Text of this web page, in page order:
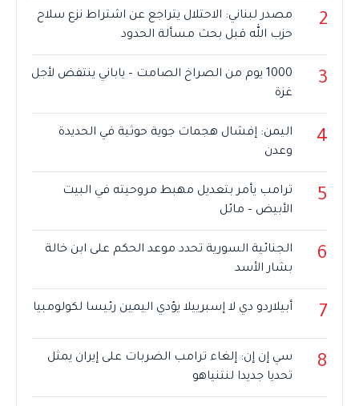
2
مصدر لبناني: الاحتلال يتراجع عن اشتراط نزع سلاح
حزب الله قبل بحث مسألة الحدود
3
1000 يوم من الصراخ الصامت – ياباني ينتفض لأجل
غزة
4
اليمن: إفشال هجمات جوية حوثية في الحديدة
وعدن
5
ترامب يأمر بتعديل مهبط مروحيته في البيت
الأبيض – مائل
6
الجنائية السورية تحدد موعد الحكم على ابن خالة
بشار الأسد
7 أبيلاردو دي لا إسبرييلا يؤدي اليمين رئيسا لكولومبيا
8
سي إن إن: إلغاء ترامب الضربات على إيران يمثل
تحديا جديدا لنتنياهو